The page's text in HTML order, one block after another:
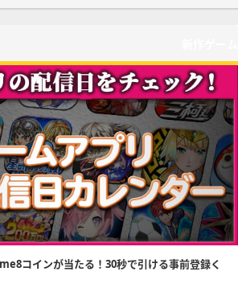
コインが当たる！30秒で引ける事前登録く